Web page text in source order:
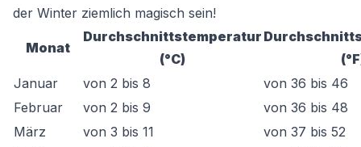
der Winter ziemlich magisch sein!
Monat
Durchschnittstemperatur
(°C)
Januar
von 2 bis 8
von 36 bis 46
Februar
von 2 bis 9
von 36 bis 48
März
von 3 bis 11
von 37 bis 52